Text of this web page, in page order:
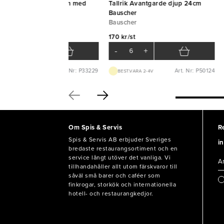
Kaszub djup 29cm med
Art. Nr: P33229
Tallrik Avantgarde djup 24cm
Bauscher
Bauscher
170 kr/st
- +
BEST.VARA 2-4V Art. Nr: P50124
Om Spis & Servis
Spis & Servis AB erbjuder Sveriges
bredaste restaurangsortiment och en
service långt utöver det vanliga. Vi
tillhandahåller allt utom färskvaror till
såväl små barer och caféer som
finkrogar, storkök och internationella
hotell- och restaurangkedjor.